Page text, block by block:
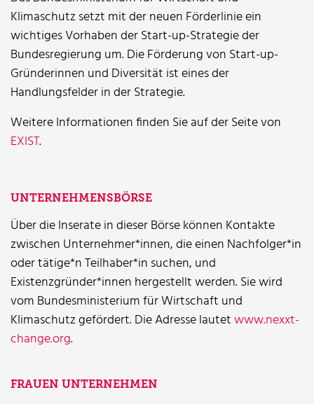
Klimaschutz setzt mit der neuen Förderlinie ein
wichtiges Vorhaben der Start-up-Strategie der
Bundesregierung um. Die Förderung von Start-up-
Gründerinnen und Diversität ist eines der
Handlungsfelder in der Strategie.
Weitere Informationen finden Sie auf der Seite von
EXIST.
UNTERNEHMENSBÖRSE
Über die Inserate in dieser Börse können Kontakte
zwischen Unternehmer*innen, die einen Nachfolger*in
oder tätige*n Teilhaber*in suchen, und
Existenzgründer*innen hergestellt werden. Sie wird
vom Bundesministerium für Wirtschaft und
Klimaschutz gefördert. Die Adresse lautetwww.nexxt-
change.org.
FRAUEN UNTERNEHMEN